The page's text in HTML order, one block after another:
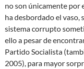
no son únicamente por
ha desbordado el vaso,
sistema corrupto
ello a pesar de
Partido Socialista
2005), para mayor